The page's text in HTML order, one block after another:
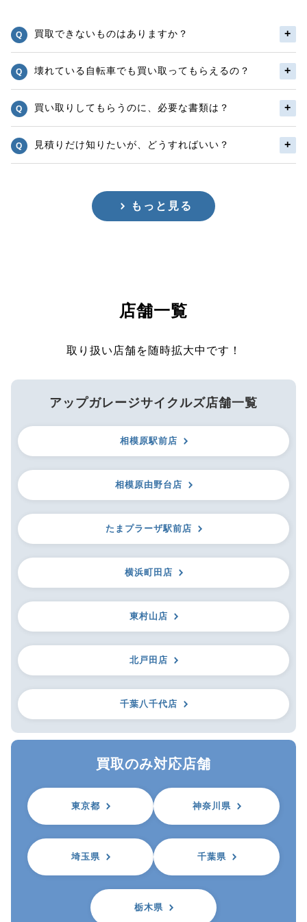
買取できないものはありますか？
壊れている自転車でも買い取ってもらえるの？
買い取りしてもらうのに、必要な書類は？
見積りだけ知りたいが、どうすればいい？
もっと見る
店舗一覧
取り扱い店舗を随時拡大中です！
アップガレージサイクルズ店舗一覧
相模原駅前店
相模原由野台店
たまプラーザ駅前店
横浜町田店
東村山店
北戸田店
千葉八千代店
買取のみ対応店舗
東京都 神奈川県
埼玉県 千葉県
栃木県